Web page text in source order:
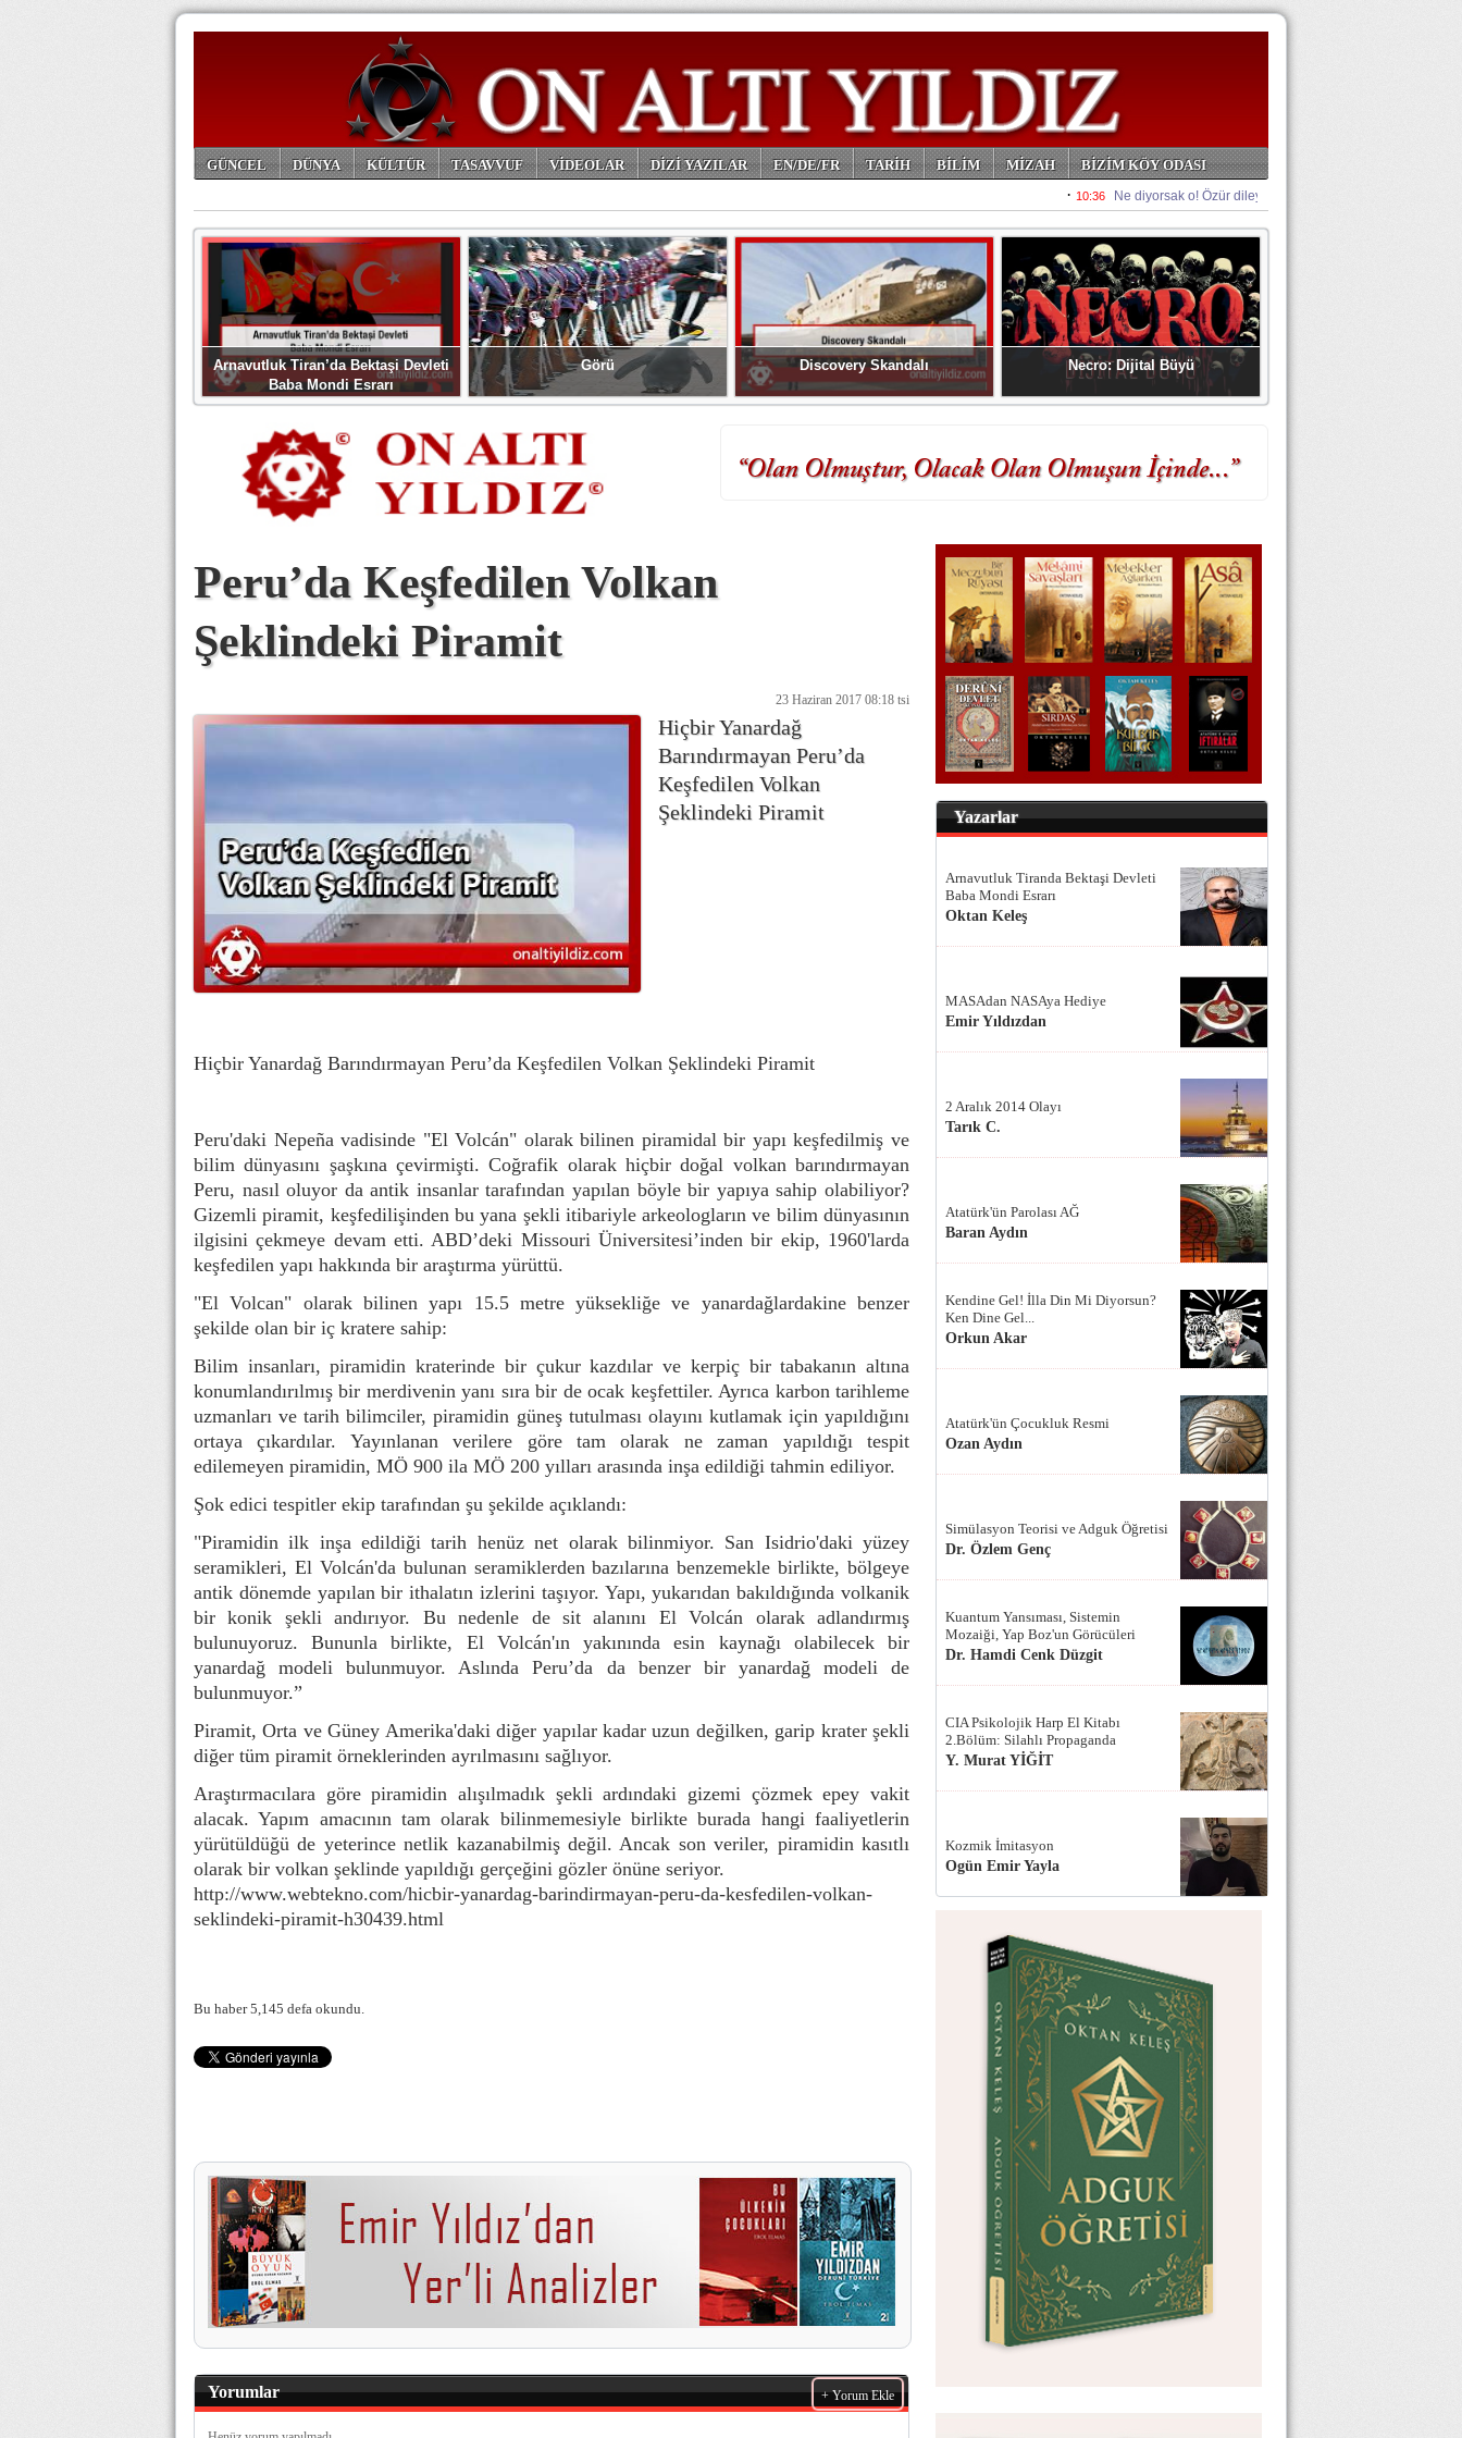
GÜNCEL DÜNYA KÜLTÜR TASAVVUF VİDEOLAR DİZİ YAZILAR EN/DE/FR TARİH BİLİM MİZAH
BİZİM KÖY ODASI
Arnavutluk Tiran’da Bektaşi Devleti
Baba Mondi Esrarı
Görü Discovery Skandalı Necro: Dijital Büyü
Peru’da Keşfedilen Volkan
Şeklindeki Piramit
23 Haziran 2017 08:18 tsi
Hiçbir Yanardağ
Barındırmayan Peru’da
Keşfedilen Volkan
Şeklindeki Piramit
Hiçbir Yanardağ Barındırmayan Peru’da Keşfedilen Volkan Şeklindeki Piramit
Peru'daki Nepeña vadisinde "El Volcán" olarak bilinen piramidal bir yapı keşfedilmiş ve
bilim dünyasını şaşkına çevirmişti. Coğrafik olarak hiçbir doğal volkan barındırmayan
Peru, nasıl oluyor da antik insanlar tarafından yapılan böyle bir yapıya sahip olabiliyor?
Gizemli piramit, keşfedilişinden bu yana şekli itibariyle arkeologların ve bilim dünyasının
ilgisini çekmeye devam etti. ABD’deki Missouri Üniversitesi’inden bir ekip, 1960'larda
keşfedilen yapı hakkında bir araştırma yürüttü.
"El Volcan" olarak bilinen yapı 15.5 metre yüksekliğe ve yanardağlardakine benzer
şekilde olan bir iç kratere sahip:
Bilim insanları, piramidin kraterinde bir çukur kazdılar ve kerpiç bir tabakanın altına
konumlandırılmış bir merdivenin yanı sıra bir de ocak keşfettiler. Ayrıca karbon tarihleme
uzmanları ve tarih bilimciler, piramidin güneş tutulması olayını kutlamak için yapıldığını
ortaya çıkardılar. Yayınlanan verilere göre tam olarak ne zaman yapıldığı tespit
edilemeyen piramidin, MÖ 900 ila MÖ 200 yılları arasında inşa edildiği tahmin ediliyor.
Şok edici tespitler ekip tarafından şu şekilde açıklandı:
"Piramidin ilk inşa edildiği tarih henüz net olarak bilinmiyor. San Isidrio'daki yüzey
seramikleri, El Volcán'da bulunan seramiklerden bazılarına benzemekle birlikte, bölgeye
antik dönemde yapılan bir ithalatın izlerini taşıyor. Yapı, yukarıdan bakıldığında volkanik
bir konik şekli andırıyor. Bu nedenle de sit alanını El Volcán olarak adlandırmış
bulunuyoruz. Bununla birlikte, El Volcán'ın yakınında esin kaynağı olabilecek bir
yanardağ modeli bulunmuyor. Aslında Peru’da da benzer bir yanardağ modeli de
bulunmuyor.”
Piramit, Orta ve Güney Amerika'daki diğer yapılar kadar uzun değilken, garip krater şekli
diğer tüm piramit örneklerinden ayrılmasını sağlıyor.
Araştırmacılara göre piramidin alışılmadık şekli ardındaki gizemi çözmek epey vakit
alacak. Yapım amacının tam olarak bilinmemesiyle birlikte burada hangi faaliyetlerin
yürütüldüğü de yeterince netlik kazanabilmiş değil. Ancak son veriler, piramidin kasıtlı
olarak bir volkan şeklinde yapıldığı gerçeğini gözler önüne seriyor.
http://www.webtekno.com/hicbir-yanardag-barindirmayan-peru-da-kesfedilen-volkan-
seklindeki-piramit-h30439.html
Bu haber 5,145 defa okundu.
Yorumlar + Yorum Ekle
Yazarlar
Arnavutluk Tiranda Bektaşi Devleti
Baba Mondi Esrarı
Oktan Keleş
MASAdan NASAya Hediye
Emir Yıldızdan
2 Aralık 2014 Olayı
Tarık C.
Atatürk'ün Parolası AĞ
Baran Aydın
Kendine Gel! İlla Din Mi Diyorsun?
Ken Dine Gel...
Orkun Akar
Atatürk'ün Çocukluk Resmi
Ozan Aydın
Simülasyon Teorisi ve Adguk Öğretisi
Dr. Özlem Genç
Kuantum Yansıması, Sistemin
Mozaiği, Yap Boz'un Görücüleri
Dr. Hamdi Cenk Düzgit
CIA Psikolojik Harp El Kitabı
2.Bölüm: Silahlı Propaganda
Y. Murat YİĞİT
Kozmik İmitasyon
Ogün Emir Yayla